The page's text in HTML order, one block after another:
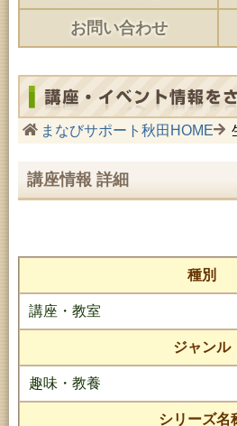
お問い合わせ
まなびサポート秋田HOME
講座情報 詳細
種別
講座・教室
ジャンル
趣味・教養
シリーズ名